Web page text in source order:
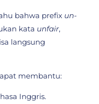
bahwa prefix un-
kata unfair,
langsung
membantu:
Inggris.